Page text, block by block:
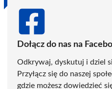
Dołącz do nas na
Odkrywaj, dyskutuj i dziel
Przyłącz się do naszej
gdzie możesz dowiedzieć